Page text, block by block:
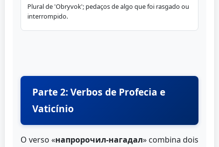
Plural de 'Obryvok'; pedaços de algo que foi rasgado ou
interrompido.
Parte 2: Verbos de Profecia e
Vaticínio
O verso «напророчил-нагадал» combina dois